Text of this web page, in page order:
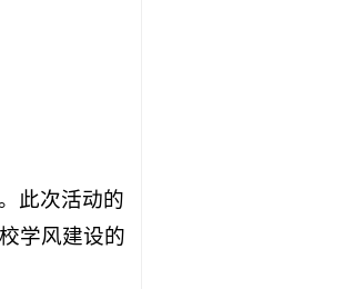
此次活动的
学风建设的